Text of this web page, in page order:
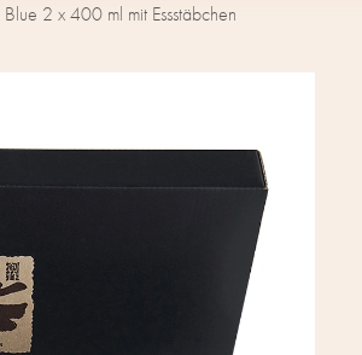
2 x 400 ml mit Essstäbchen